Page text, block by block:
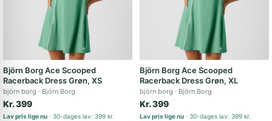
Björn Borg Ace Scooped
Racerback Dress Grøn, XS
björn borg Björn Borg
Kr. 399
Lav pris lige nu 30-dages lav: 399 kr.
Björn Borg Ace Scooped
Racerback Dress Grøn, XL
björn borg Björn Borg
Kr. 399
Lav pris lige nu 30-dages lav: 399 kr.